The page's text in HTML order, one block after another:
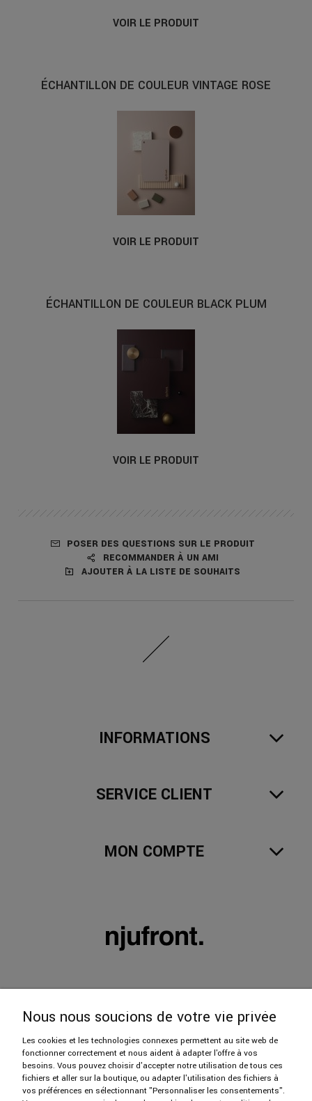
VOIR LE PRODUIT
ÉCHANTILLON DE COULEUR VINTAGE ROSE
VOIR LE PRODUIT
ÉCHANTILLON DE COULEUR BLACK PLUM
VOIR LE PRODUIT
POSER DES QUESTIONS SUR LE PRODUIT
RECOMMANDER À UN AMI
AJOUTER À LA LISTE DE SOUHAITS
INFORMATIONS
SERVICE CLIENT
MON COMPTE
606 402 112
Nous nous soucions de votre vie privée
Les cookies et les technologies connexes permettent au site web de
fonctionner correctement et nous aident à adapter l'offre à vos
besoins. Vous pouvez choisir d'accepter notre utilisation de tous ces
fichiers et aller sur la boutique, ou adapter l'utilisation des fichiers à
vos préférences en sélectionnant "Personnaliser les consentements".